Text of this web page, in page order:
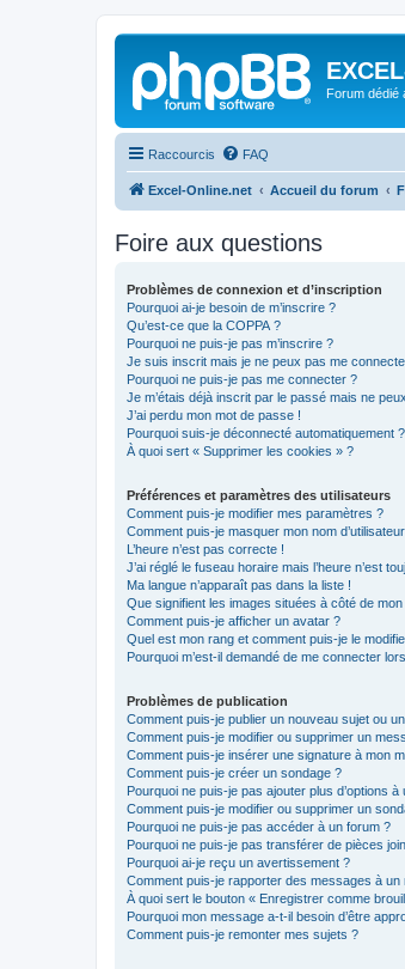
Forum dédié
Raccourcis FAQ
Excel-Online.net Accueil du forum
Foire aux questions
Problèmes de connexion et d’inscription
Pourquoi ai-je besoin de m’inscrire ?
Qu’est-ce que la COPPA ?
Pourquoi ne puis-je pas m’inscrire ?
Je suis inscrit mais je ne peux pas me
Pourquoi ne puis-je pas me connecter ?
Je m’étais déjà inscrit par le passé mais ne
J’ai perdu mon mot de passe !
Pourquoi suis-je déconnecté automatiquement ?
À quoi sert « Supprimer les cookies » ?
Préférences et paramètres des utilisateurs
Comment puis-je modifier mes paramètres ?
Comment puis-je masquer mon nom
L’heure n’est pas correcte !
J’ai réglé le fuseau horaire mais l’heure n’est
Ma langue n’apparaît pas dans la liste !
Que signifient les images situées à côté de mon
Comment puis-je afficher un avatar ?
Quel est mon rang et comment puis-je le
Pourquoi m’est-il demandé de me connecter
Problèmes de publication
Comment puis-je publier un nouveau sujet ou
Comment puis-je modifier ou supprimer un
Comment puis-je insérer une signature à mon
Comment puis-je créer un sondage ?
Pourquoi ne puis-je pas ajouter plus d’options à
Comment puis-je modifier ou supprimer un
Pourquoi ne puis-je pas accéder à un forum ?
Pourquoi ne puis-je pas transférer de pièces
Pourquoi ai-je reçu un avertissement ?
Comment puis-je rapporter des messages à un
À quoi sert le bouton « Enregistrer comme
Pourquoi mon message a-t-il besoin d’être
Comment puis-je remonter mes sujets ?